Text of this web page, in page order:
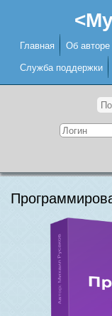
Главная Об авторе
Служба поддержки